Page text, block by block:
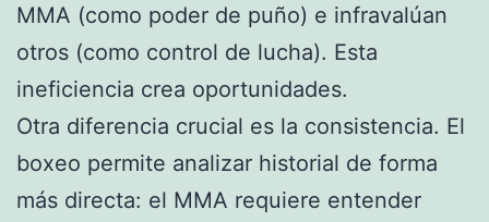
MMA (como poder de puño) e infravalúan
otros (como control de lucha). Esta
ineficiencia crea oportunidades.
Otra diferencia crucial es la consistencia. El
boxeo permite analizar historial de forma
más directa: el MMA requiere entender